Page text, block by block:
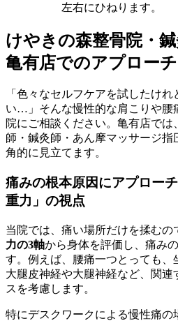
左右にひねります。
けやきの森整骨院・
亀有店でのアプローチ
「色々なセルフケアを試したけ
い…」そんな慢性的な肩こりや腰
院にご相談ください。亀有店で
師・鍼灸師・あん摩マッサージ
角的に見立てます。
痛みの根本原因にアプロー
重力」の視点
当院では、痛い場所だけを揉むの
力の3軸から身体を評価し、痛み
す。例えば、腰痛一つとっても、
大腿皮神経や大腿神経など、関連
スを考慮します。
特にデスクワークによる慢性痛